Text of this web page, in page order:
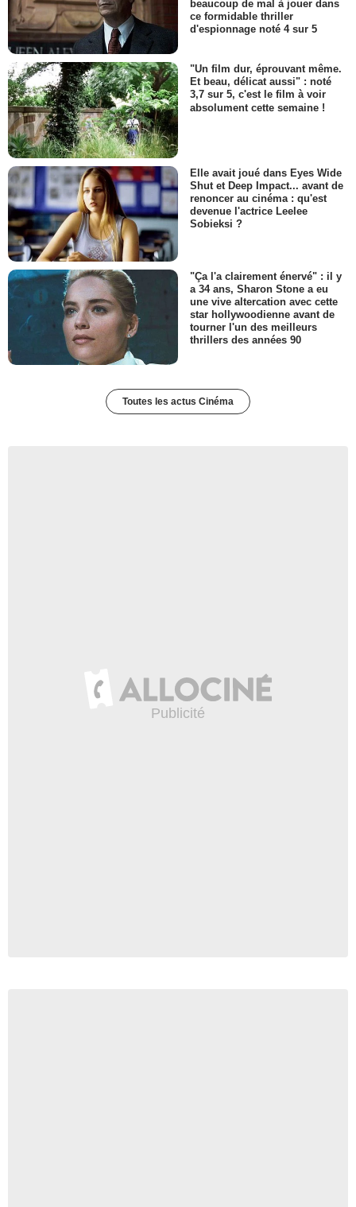
beaucoup de mal à jouer dans
ce formidable thriller
d'espionnage noté 4 sur 5
"Un film dur, éprouvant même.
Et beau, délicat aussi" : noté
3,7 sur 5, c'est le film à voir
absolument cette semaine !
Elle avait joué dans Eyes Wide
Shut et Deep Impact... avant de
renoncer au cinéma : qu'est
devenue l'actrice Leelee
Sobieksi ?
"Ça l'a clairement énervé" : il y
a 34 ans, Sharon Stone a eu
une vive altercation avec cette
star hollywoodienne avant de
tourner l'un des meilleurs
thrillers des années 90
Toutes les actus Cinéma